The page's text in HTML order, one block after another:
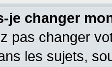
je changer
pas changer
les sujets,